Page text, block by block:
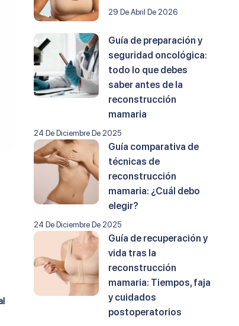
29 De Abril De 2026
Guía de preparación y
seguridad oncológica:
todo lo que debes
saber antes de la
reconstrucción
mamaria
24 De Diciembre De 2025
Guía comparativa de
técnicas de
reconstrucción
mamaria: ¿Cuál debo
elegir?
24 De Diciembre De 2025
Guía de recuperación y
vida tras la
reconstrucción
mamaria: Tiempos, faja
y cuidados
postoperatorios